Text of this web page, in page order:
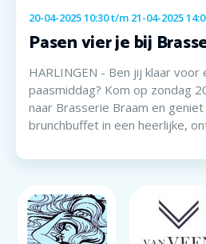
20-04-2025 10:30t/m 21-04-2025
Pasen vier je bij
HARLINGEN - Ben jij klaar voor
paasmiddag? Kom op zondag
naar Brasserie Braam en
brunchbuffet in een heerlijke,